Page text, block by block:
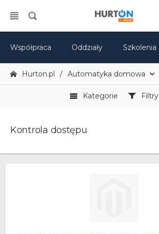
Współpraca Oddziały Szkolenia
Hurton.pl Automatyka domowa
Kategorie Filtry
Kontrola dostępu